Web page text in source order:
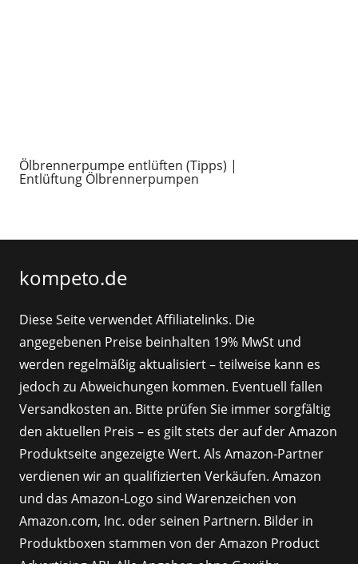
Ölbrennerpumpe entlüften (Tipps) |
Entlüftung Ölbrennerpumpen
kompeto.de
Diese Seite verwendet Affiliatelinks. Die
angegebenen Preise beinhalten 19% MwSt und
werden regelmäßig aktualisiert – teilweise kann es
jedoch zu Abweichungen kommen. Eventuell fallen
Versandkosten an. Bitte prüfen Sie immer sorgfältig
den aktuellen Preis – es gilt stets der auf der Amazon
Produktseite angezeigte Wert. Als Amazon-Partner
verdienen wir an qualifizierten Verkäufen. Amazon
und das Amazon-Logo sind Warenzeichen von
Amazon.com, Inc. oder seinen Partnern. Bilder in
Produktboxen stammen von der Amazon Product